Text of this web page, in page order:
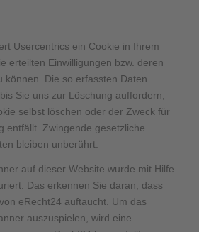
Usercentrics ein Cookie in Ihrem
erteilten Einwilligungen bzw. deren
können. Die so erfassten Daten
Sie uns zur Löschung auffordern,
selbst löschen oder der Zweck für
entfällt. Zwingende gesetzliche
bleiben unberührt.
auf dieser Website wurde mit Hilfe
Das erkennen Sie daran, dass
eRecht24 auftaucht. Um das
auszuspielen, wird eine